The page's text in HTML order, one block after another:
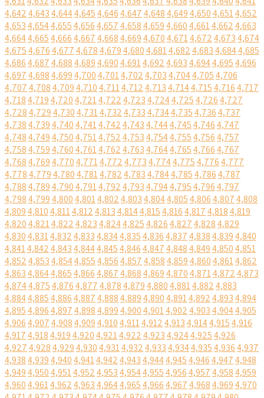
4,6424,6434,6444,6454,6464,6474,6484,6494,6504,6514,652
4,6534,6544,6554,6564,6574,6584,6594,6604,6614,6624,663
4,6644,6654,6664,6674,6684,6694,6704,6714,6724,6734,674
4,6754,6764,6774,6784,6794,6804,6814,6824,6834,6844,685
4,6864,6874,6884,6894,6904,6914,6924,6934,6944,6954,696
4,6974,6984,6994,7004,7014,7024,7034,7044,7054,706
4,7074,7084,7094,7104,7114,7124,7134,7144,7154,7164,717
4,7184,7194,7204,7214,7224,7234,7244,7254,7264,727
4,7284,7294,7304,7314,7324,7334,7344,7354,7364,737
4,7384,7394,7404,7414,7424,7434,7444,7454,7464,747
4,7484,7494,7504,7514,7524,7534,7544,7554,7564,757
4,7584,7594,7604,7614,7624,7634,7644,7654,7664,767
4,7684,7694,7704,7714,7724,7734,7744,7754,7764,777
4,7784,7794,7804,7814,7824,7834,7844,7854,7864,787
4,7884,7894,7904,7914,7924,7934,7944,7954,7964,797
4,7984,7994,8004,8014,8024,8034,8044,8054,8064,8074,808
4,8094,8104,8114,8124,8134,8144,8154,8164,8174,8184,819
4,8204,8214,8224,8234,8244,8254,8264,8274,8284,829
4,8304,8314,8324,8334,8344,8354,8364,8374,8384,8394,840
4,8414,8424,8434,8444,8454,8464,8474,8484,8494,8504,851
4,8524,8534,8544,8554,8564,8574,8584,8594,8604,8614,862
4,8634,8644,8654,8664,8674,8684,8694,8704,8714,8724,873
4,8744,8754,8764,8774,8784,8794,8804,8814,8824,883
4,8844,8854,8864,8874,8884,8894,8904,8914,8924,8934,894
4,8954,8964,8974,8984,8994,9004,9014,9024,9034,9044,905
4,9064,9074,9084,9094,9104,9114,9124,9134,9144,9154,916
4,9174,9184,9194,9204,9214,9224,9234,9244,9254,926
4,9274,9284,9294,9304,9314,9324,9334,9344,9354,9364,937
4,9384,9394,9404,9414,9424,9434,9444,9454,9464,9474,948
4,9494,9504,9514,9524,9534,9544,9554,9564,9574,9584,959
4,9604,9614,9624,9634,9644,9654,9664,9674,9684,9694,970